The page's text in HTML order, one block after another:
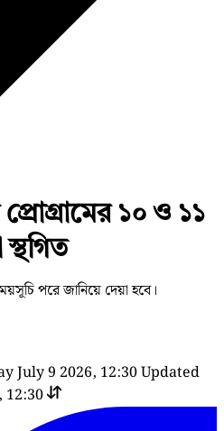
১০ ও ১১
পরে জানিয়ে দেয়া হবে।
July 9 2026, 12:30Updated
12:30